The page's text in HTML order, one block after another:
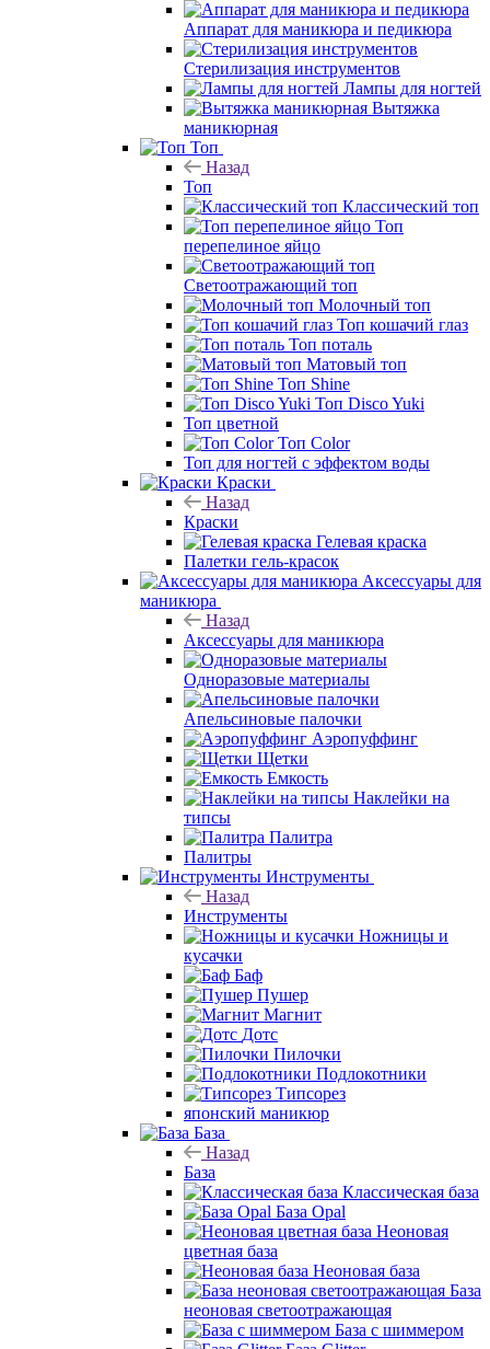
Аппарат для маникюра и педикюра
Стерилизация инструментов
Лампы для ногтей
Вытяжка
маникюрная
Топ
Назад
Топ
Классический топ
Топ
перепелиное яйцо
Светоотражающий топ
Молочный топ
Топ кошачий глаз
Топ поталь
Матовый топ
Топ Shine
Топ Disco Yuki
Топ цветной
Топ Color
Топ для ногтей с эффектом воды
Краски
Назад
Краски
Гелевая краска
Палетки гель-красок
Аксессуары для
маникюра
Назад
Аксессуары для маникюра
Одноразовые материалы
Апельсиновые палочки
Аэропуффинг
Щетки
Емкость
Наклейки на
типсы
Палитра
Палитры
Инструменты
Назад
Инструменты
Ножницы и
кусачки
Баф
Пушер
Магнит
Дотс
Пилочки
Подлокотники
Типсорез
японский маникюр
База
Назад
База
Классическая база
База Opal
Неоновая
цветная база
Неоновая база
База
неоновая светоотражающая
База с шиммером